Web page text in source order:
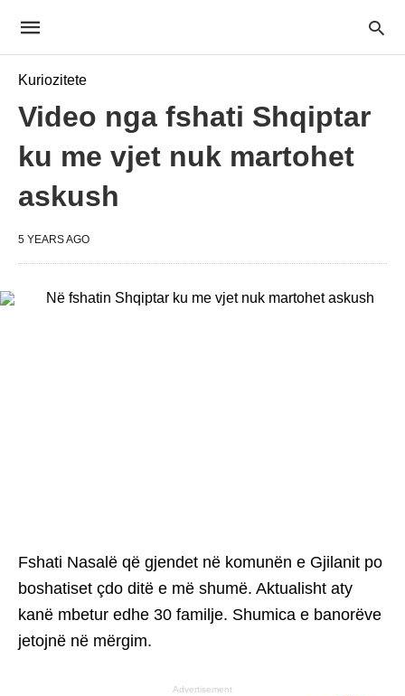
Kuriozitete
Video nga fshati Shqiptar
ku me vjet nuk martohet
askush
5 YEARS AGO
Fshati Nasalë që gjendet në komunën e Gjilanit po
boshatiset çdo ditë e më shumë. Aktualisht aty
kanë mbetur edhe 30 familje. Shumica e banorëve
jetojnë në mërgim.
Advertisement